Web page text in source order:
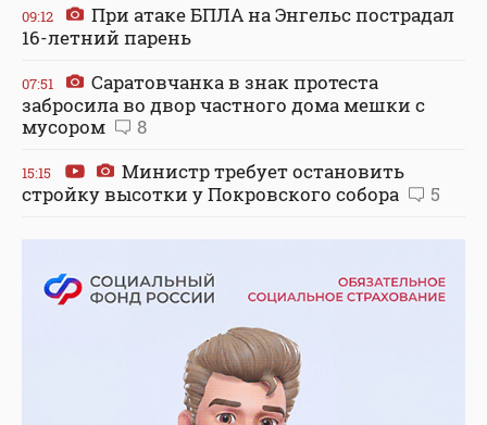
09:12
При атаке БПЛА на Энгельс пострадал
16-летний парень
07:51
Саратовчанка в знак протеста
забросила во двор частного дома мешки с
мусором
8
15:15
Министр требует остановить
стройку высотки у Покровского собора
5